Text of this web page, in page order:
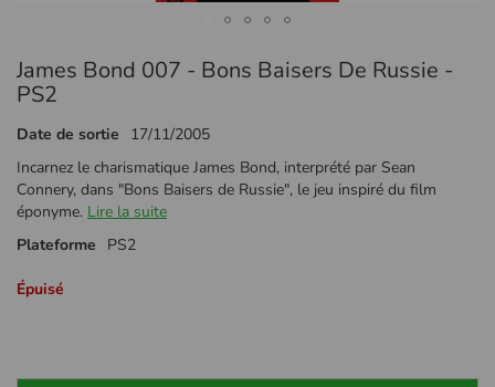
au
début
la
d’images
James Bond 007 - Bons Baisers De Russie -
PS2
Date de sortie
17/11/2005
Incarnez le charismatique James Bond, interprété par Sean
Connery, dans "Bons Baisers de Russie", le jeu inspiré du film
éponyme. Lire la suite
Plateforme
PS2
Épuisé